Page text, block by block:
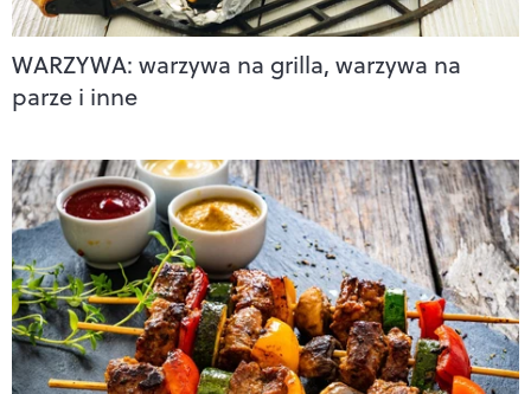
WARZYWA: warzywa na grilla, warzywa na
parze i inne